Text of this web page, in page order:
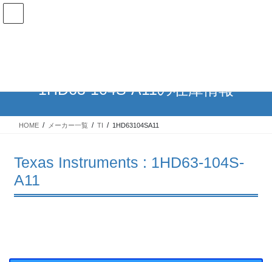
コ
キ
ナ
に
1HD63-104S-A11の在庫情報
HOME メーカー一覧 TI 1HD63104SA11
Texas Instruments : 1HD63-104S-
A11